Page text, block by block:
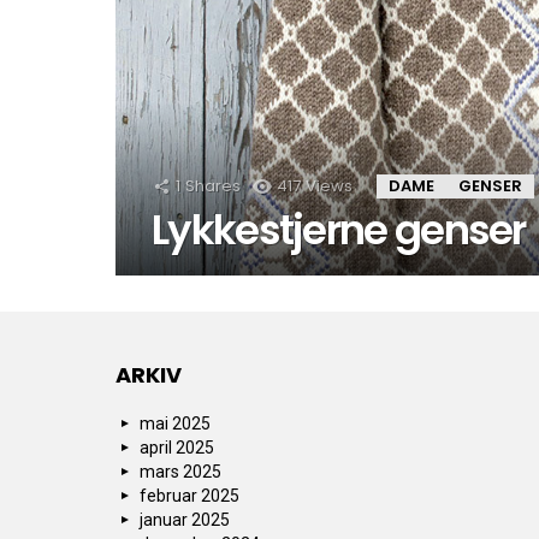
1 Shares 417 Views DAME GENSER
Lykkestjerne genser
ARKIV
mai 2025
april 2025
mars 2025
februar 2025
januar 2025